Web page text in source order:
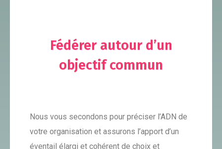
Fédérer autour d’un
objectif commun
Nous vous secondons pour préciser l’ADN de
votre organisation et assurons l’apport d’un
éventail élargi et cohérent de choix et